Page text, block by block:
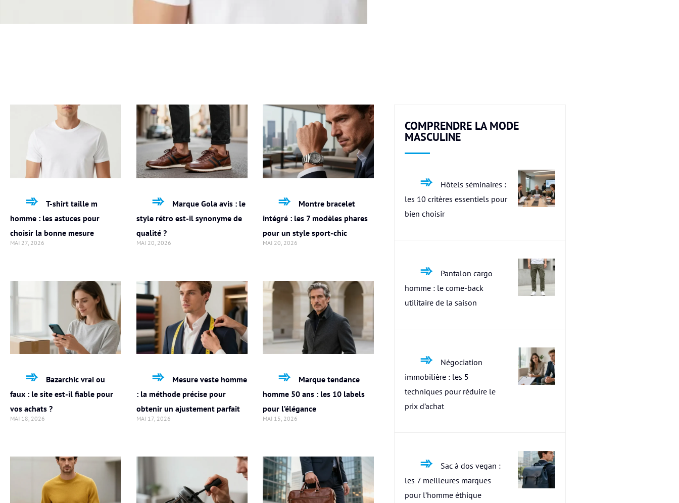
T-shirt taille m
homme : les astuces pour
choisir la bonne mesure
MAI 27, 2026
Marque Gola avis : le
style rétro est-il synonyme de
qualité ?
MAI 20, 2026
Montre bracelet
intégré : les 7 modèles phares
pour un style sport-chic
MAI 20, 2026
Bazarchic vrai ou
faux : le site est-il fiable pour
vos achats ?
MAI 18, 2026
Mesure veste homme
: la méthode précise pour
obtenir un ajustement parfait
MAI 17, 2026
Marque tendance
homme 50 ans : les 10 labels
pour l’élégance
MAI 15, 2026
COMPRENDRE LA MODE
MASCULINE
Hôtels séminaires :
les 10 critères essentiels pour
bien choisir
Pantalon cargo
homme : le come-back
utilitaire de la saison
Négociation
immobilière : les 5
techniques pour réduire le
prix d’achat
Sac à dos vegan :
les 7 meilleures marques
pour l’homme éthique